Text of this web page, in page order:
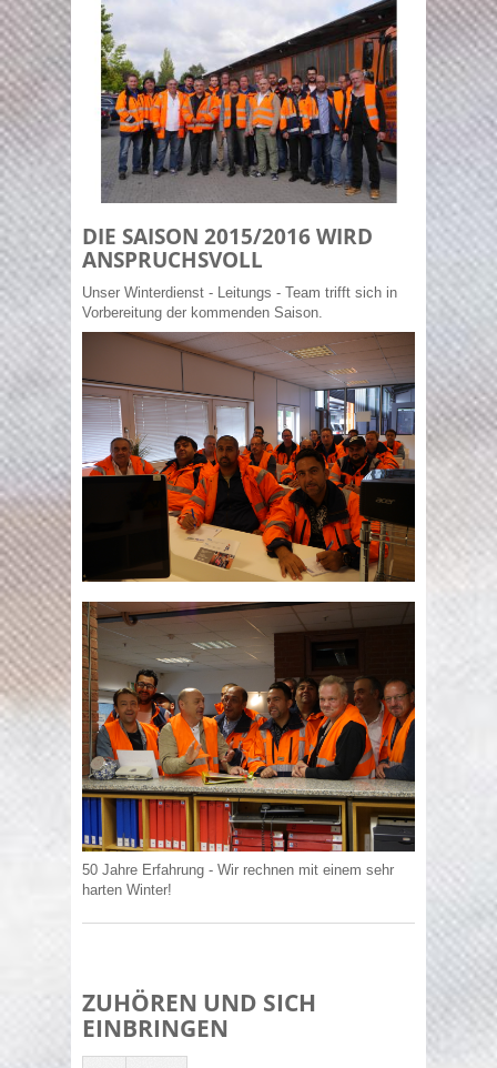
DIE SAISON 2015/2016 WIRD
ANSPRUCHSVOLL
Unser Winterdienst - Leitungs - Team trifft sich in
Vorbereitung der kommenden Saison.
50 Jahre Erfahrung - Wir rechnen mit einem sehr
harten Winter!
ZUHÖREN UND SICH
EINBRINGEN